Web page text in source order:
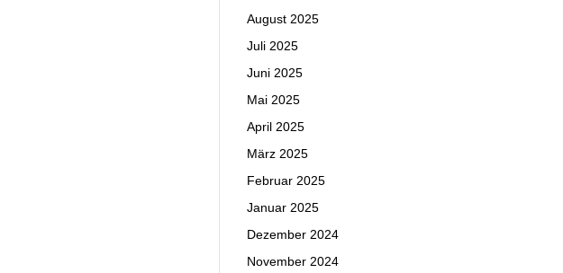
August 2025
Juli 2025
Juni 2025
Mai 2025
April 2025
März 2025
Februar 2025
Januar 2025
Dezember 2024
November 2024